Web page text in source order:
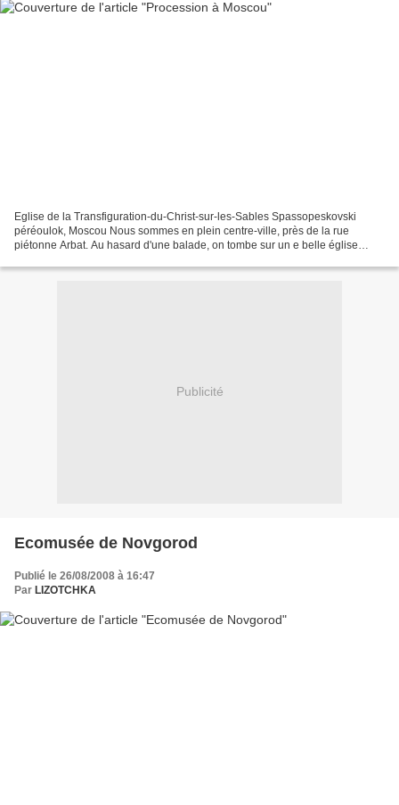
Eglise de la Transfiguration-du-Christ-sur-les-Sables Spassopeskovski
péréoulok, Moscou Nous sommes en plein centre-ville, près de la rue
piétonne Arbat. Au hasard d'une balade, on tombe sur un e belle église
Publicité
Ecomusée de Novgorod
Publié le 26/08/2008 à 16:47
Par LIZOTCHKA